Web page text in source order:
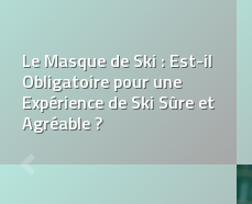
Pourquoi
l’aménagement d’un
restaurant compte
autant que la cuisine ?